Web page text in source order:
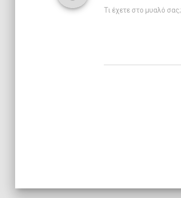
Τι έχετε στο μυαλό σας;